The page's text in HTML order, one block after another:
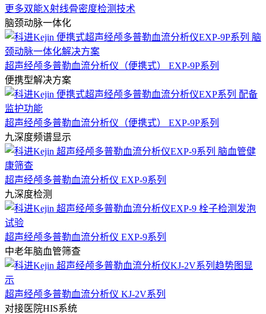
更多双能X射线骨密度检测技术
脑颈动脉一体化
超声经颅多普勒血流分析仪（便携式） EXP-9P系列
便携型解决方案
超声经颅多普勒血流分析仪（便携式） EXP-9P系列
九深度频谱显示
超声经颅多普勒血流分析仪 EXP-9系列
九深度检测
超声经颅多普勒血流分析仪 EXP-9系列
中老年脑血管筛查
超声经颅多普勒血流分析仪 KJ-2V系列
对接医院HIS系统